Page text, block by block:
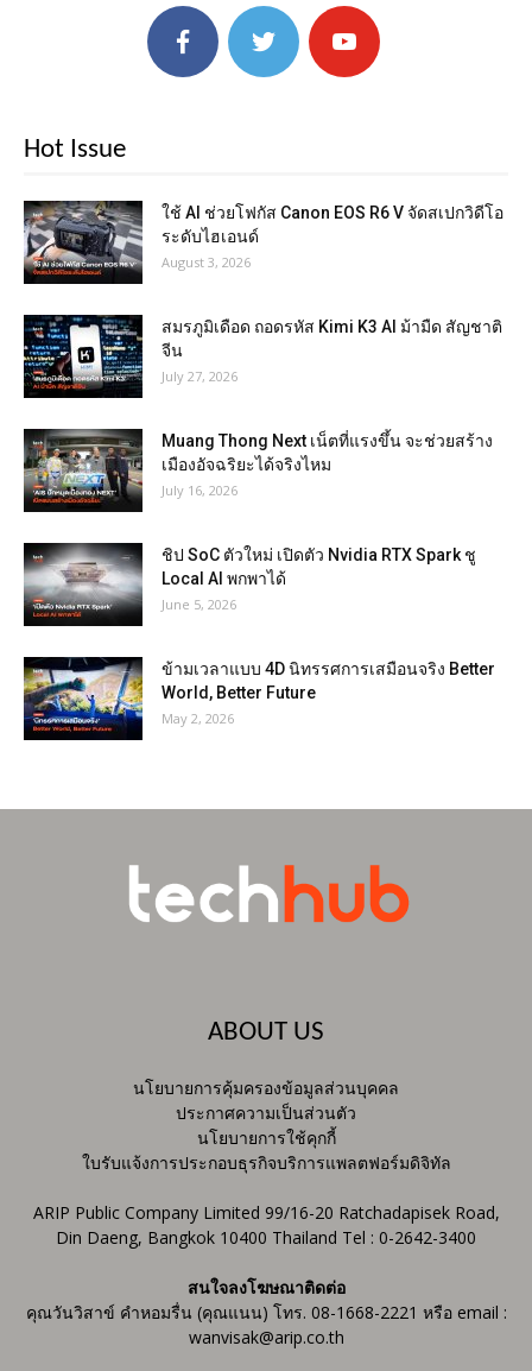
Hot Issue
ใช้ AI ช่วยโฟกัส Canon EOS R6 V จัดสเปกวิดีโอ
ระดับไฮเอนด์
August 3, 2026
สมรภูมิเดือด ถอดรหัส Kimi K3 AI ม้ามืด สัญชาติ
จีน
July 27, 2026
Muang Thong Next เน็ตที่แรงขึ้น จะช่วยสร้าง
เมืองอัจฉริยะได้จริงไหม
July 16, 2026
ชิป SoC ตัวใหม่ เปิดตัว Nvidia RTX Spark ชู
Local AI พกพาได้
June 5, 2026
ข้ามเวลาแบบ 4D นิทรรศการเสมือนจริง Better
World, Better Future
May 2, 2026
ABOUT US
นโยบายการคุ้มครองข้อมูลส่วนบุคคล
ประกาศความเป็นส่วนตัว
นโยบายการใช้คุกกี้
ใบรับแจ้งการประกอบธุรกิจบริการแพลตฟอร์มดิจิทัล
ARIP Public Company Limited 99/16-20 Ratchadapisek Road,
Din Daeng, Bangkok 10400 Thailand Tel : 0-2642-3400
สนใจลงโฆษณาติดต่อ
คุณวันวิสาข์ คำหอมรื่น (คุณแนน) โทร. 08-1668-2221 หรือ email :
wanvisak@arip.co.th